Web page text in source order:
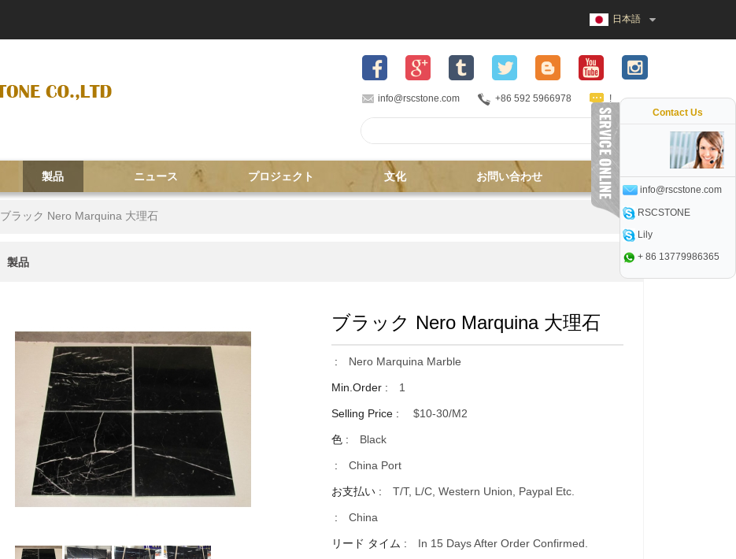
日本語
info@rscstone.com +86 592 5966978 !
製品 ニュース プロジェクト 文化 お問い合わせ
ブラック Nero Marquina 大理石
製品
ブラック Nero Marquina 大理石
: Nero Marquina Marble
Min.Order : 1
Selling Price : $10-30/m2
色 : Black
: China Port
お支払い : T/T, L/C, Western Union, Paypal Etc.
: China
リード タイム : In 15 Days After Order Confirmed.
Contact Us
info@rscstone.com
RSCSTONE
Lily
+ 86 13779986365